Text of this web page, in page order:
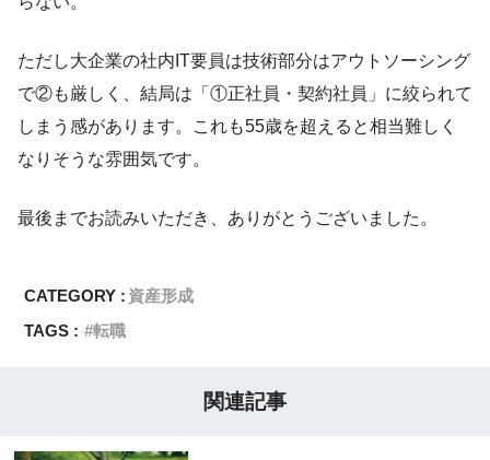
ただし大企業の社内IT要員は技術部分はアウトソーシング
で②も厳しく、結局は「①正社員・契約社員」に絞られて
しまう感があります。これも55歳を超えると相当難しく
なりそうな雰囲気です。
最後までお読みいただき、ありがとうございました。
CATEGORY : 資産形成
TAGS :
転職
関連記事